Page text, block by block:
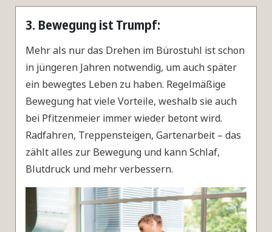
3. Bewegung ist Trumpf:
Mehr als nur das Drehen im Bürostuhl ist schon
in jüngeren Jahren notwendig, um auch später
ein bewegtes Leben zu haben. Regelmäßige
Bewegung hat viele Vorteile, weshalb sie auch
bei Pfitzenmeier immer wieder betont wird.
Radfahren, Treppensteigen, Gartenarbeit – das
zählt alles zur Bewegung und kann Schlaf,
Blutdruck und mehr verbessern.